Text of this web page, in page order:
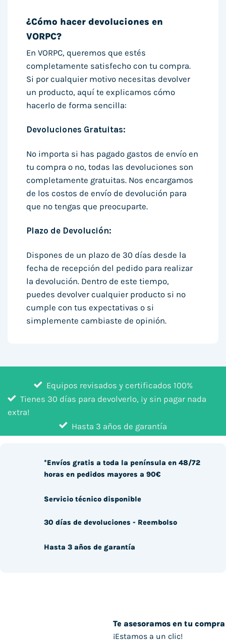
¿Cómo hacer devoluciones en
VORPC?
En VORPC, queremos que estés
completamente satisfecho con tu compra.
Si por cualquier motivo necesitas devolver
un producto, aquí te explicamos cómo
hacerlo de forma sencilla:
Devoluciones Gratuitas:
No importa si has pagado gastos de envío en
tu compra o no, todas las devoluciones son
completamente gratuitas. Nos encargamos
de los costos de envío de devolución para
que no tengas que preocuparte.
Plazo de Devolución:
Dispones de un plazo de 30 días desde la
fecha de recepción del pedido para realizar
la devolución. Dentro de este tiempo,
puedes devolver cualquier producto si no
cumple con tus expectativas o si
simplemente cambiaste de opinión.
Equipos revisados y certificados 100%
Tienes 30 días para devolverlo, ¡y sin pagar nada
extra!
Hasta 3 años de garantía
Te asesoramos en tu compra
¡Estamos a un clic!
*Envíos gratis a toda la península en 48/72
horas en pedidos mayores a 90€
Servicio técnico disponible
30 días de devoluciones - Reembolso
Hasta 3 años de garantía